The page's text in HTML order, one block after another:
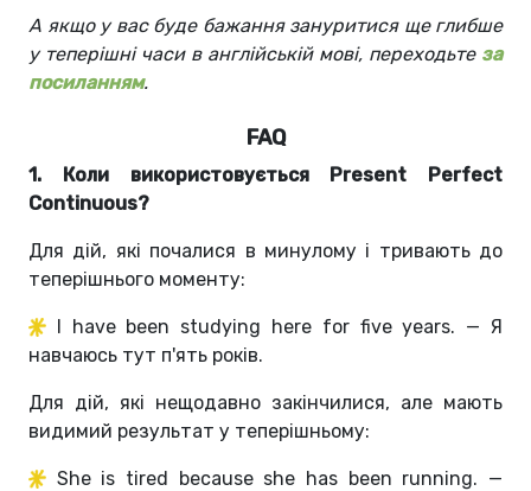
А якщо у вас буде бажання зануритися ще глибше
у теперішні часи в англійській мові, переходьте за
посиланням.
FAQ
1. Коли використовується Present Perfect
Continuous?
Для дій, які почалися в минулому і тривають до
теперішнього моменту:
I have been studying here for five years. — Я
навчаюсь тут п'ять років.
Для дій, які нещодавно закінчилися, але мають
видимий результат у теперішньому:
She is tired because she has been running. —